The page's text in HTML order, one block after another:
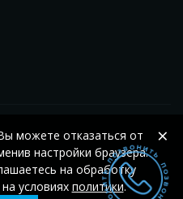
1105074002560; ИНН
можете отказаться от
настройки браузера.
на обработку
условиях политики.
×